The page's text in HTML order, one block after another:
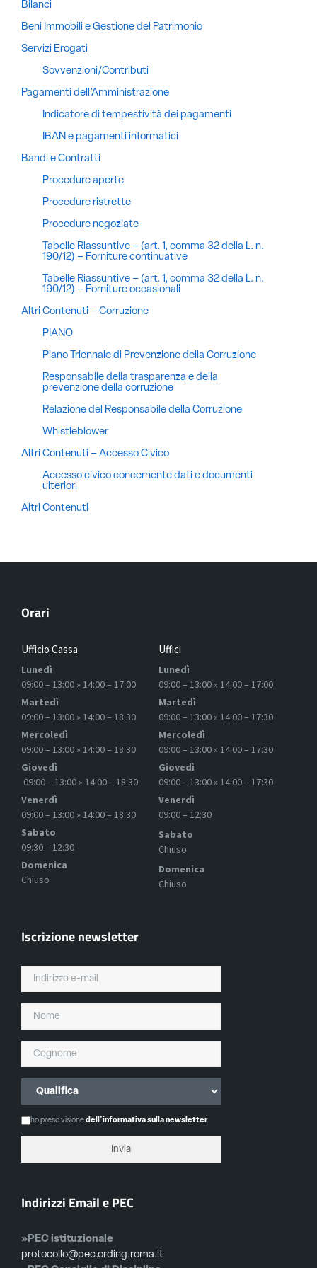
Bilanci
Beni Immobili e Gestione del Patrimonio
Servizi Erogati
Sovvenzioni/Contributi
Pagamenti dell’Amministrazione
Indicatore di tempestività dei pagamenti
IBAN e pagamenti informatici
Bandi e Contratti
Procedure aperte
Procedure ristrette
Procedure negoziate
Tabelle Riassuntive – (art. 1, comma 32 della L. n.
190/12) – Forniture continuative
Tabelle Riassuntive – (art. 1, comma 32 della L. n.
190/12) – Forniture occasionali
Altri Contenuti – Corruzione
PIANO
Piano Triennale di Prevenzione della Corruzione
Responsabile della trasparenza e della
prevenzione della corruzione
Relazione del Responsabile della Corruzione
Whistleblower
Altri Contenuti – Accesso Civico
Accesso civico concernente dati e documenti
ulteriori
Altri Contenuti
Orari
Ufficio Cassa
Lunedì
09:00 – 13:00 » 14:00 – 17:00
Martedì
09:00 – 13:00 » 14:00 – 18:30
Mercoledì
09:00 – 13:00 » 14:00 – 18:30
Giovedì
09:00 – 13:00 » 14:00 – 18:30
Venerdì
09:00 – 13:00 » 14:00 – 18:30
Sabato
09:30 – 12:30
Domenica
Chiuso
Uffici
Lunedì
09:00 – 13:00 » 14:00 – 17:00
Martedì
09:00 – 13:00 » 14:00 – 17:30
Mercoledì
09:00 – 13:00 » 14:00 – 17:30
Giovedì
09:00 – 13:00 » 14:00 – 17:30
Venerdì
09:00 – 12:30
Sabato
Chiuso
Domenica
Chiuso
Iscrizione newsletter
ho preso visionedell'informativa sulla newsletter
Indirizzi Email e PEC
»PEC istituzionale
protocollo@pec.ording.roma.it